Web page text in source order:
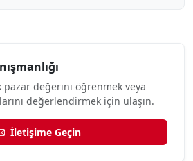
değerini öğrenmek veya
değerlendirmek için ulaşın.
İletişime Geçin